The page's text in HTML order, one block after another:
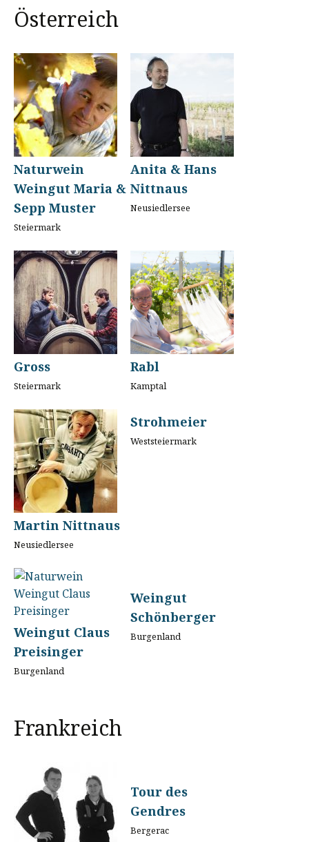
Österreich
Naturwein
Weingut Maria &
Sepp Muster
Steiermark
Anita & Hans
Nittnaus
Neusiedlersee
Gross
Steiermark
Rabl
Kamptal
Martin Nittnaus
Neusiedlersee
Strohmeier
Weststeiermark
Weingut Claus
Preisinger
Burgenland
Weingut
Schönberger
Burgenland
Frankreich
Tour des
Gendres
Bergerac